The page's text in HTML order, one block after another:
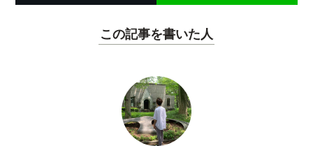
この記事を書いた人